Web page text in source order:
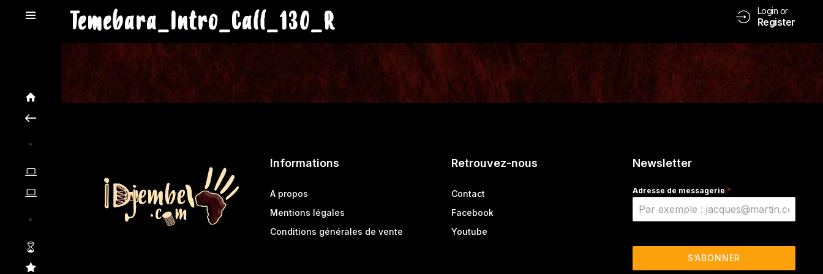
Temebara_Intro_Call_130_R Login or
Register
Informations
A propos
Mentions légales
Conditions générales de vente
Retrouvez-nous
Contact
Facebook
Youtube
Newsletter
Adresse de messagerie *
S’ABONNER